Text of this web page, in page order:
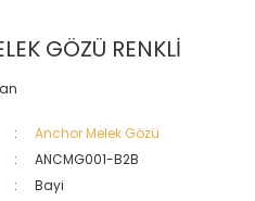
GÖZÜ RENKLİ
Anchor Melek Gözü
ANCMG001-B2B
Bayi